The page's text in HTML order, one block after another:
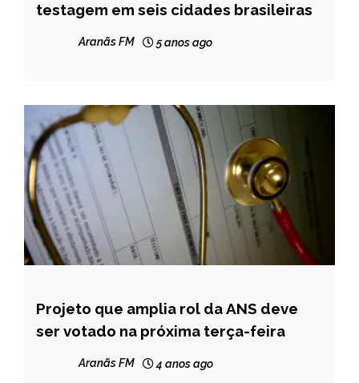
NOTÍCIAS
testagem em seis cidades brasileiras
Aranãs FM 5 anos ago
BRASIL
NOTÍCIAS
Projeto que amplia rol da ANS deve
ser votado na próxima terça-feira
Aranãs FM 4 anos ago